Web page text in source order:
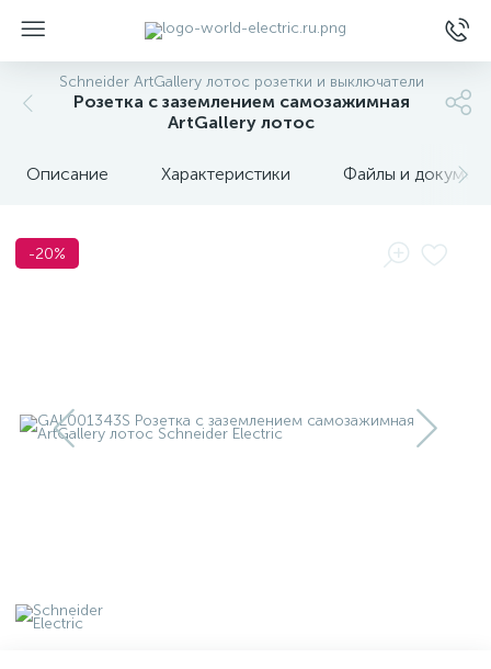
Schneider ArtGallery лотос розетки и выключатели
Розетка с заземлением самозажимная
ArtGallery лотос
Описание Характеристики Файлы и
-20%